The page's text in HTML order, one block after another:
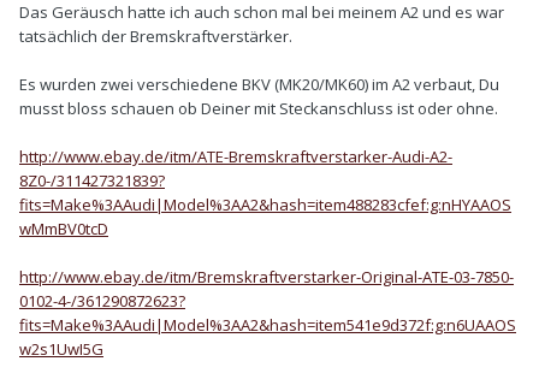
Das Geräusch hatte ich auch schon mal bei meinem A2 und es war
tatsächlich der Bremskraftverstärker.
Es wurden zwei verschiedene BKV (MK20/MK60) im A2 verbaut, Du
musst bloss schauen ob Deiner mit Steckanschluss ist oder ohne.
http://www.ebay.de/itm/ATE-Bremskraftverstarker-Audi-A2-
8Z0-/311427321839?
fits=Make%3AAudi|Model%3AA2&hash=item488283cfef:g:nHYAAOS
wMmBV0tcD
http://www.ebay.de/itm/Bremskraftverstarker-Original-ATE-03-7850-
0102-4-/361290872623?
fits=Make%3AAudi|Model%3AA2&hash=item541e9d372f:g:n6UAAOS
w2s1UwI5G